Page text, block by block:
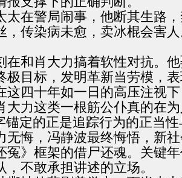
在警局闹事，他断其生路
传染病未愈，卖冰棍会害
和肖大力搞着软性对抗。
目标，发明革新当劳模，
四十年如一日的高压注视
力这类一根筋公仆真的在
定的正是追踪行为的正当性
悔，冯静波最终悔悟，新
》框架的借尸还魂。关键
不敢承担讲述的立场。